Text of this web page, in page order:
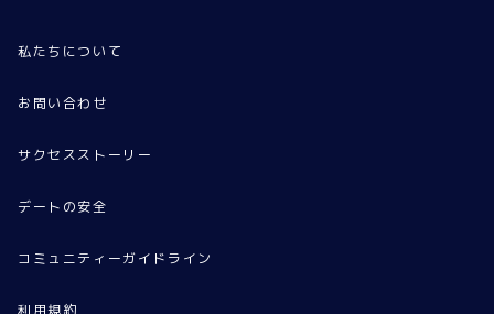
私たちについて
お問い合わせ
サクセスストーリー
デートの安全
コミュニティーガイドライン
利用規約